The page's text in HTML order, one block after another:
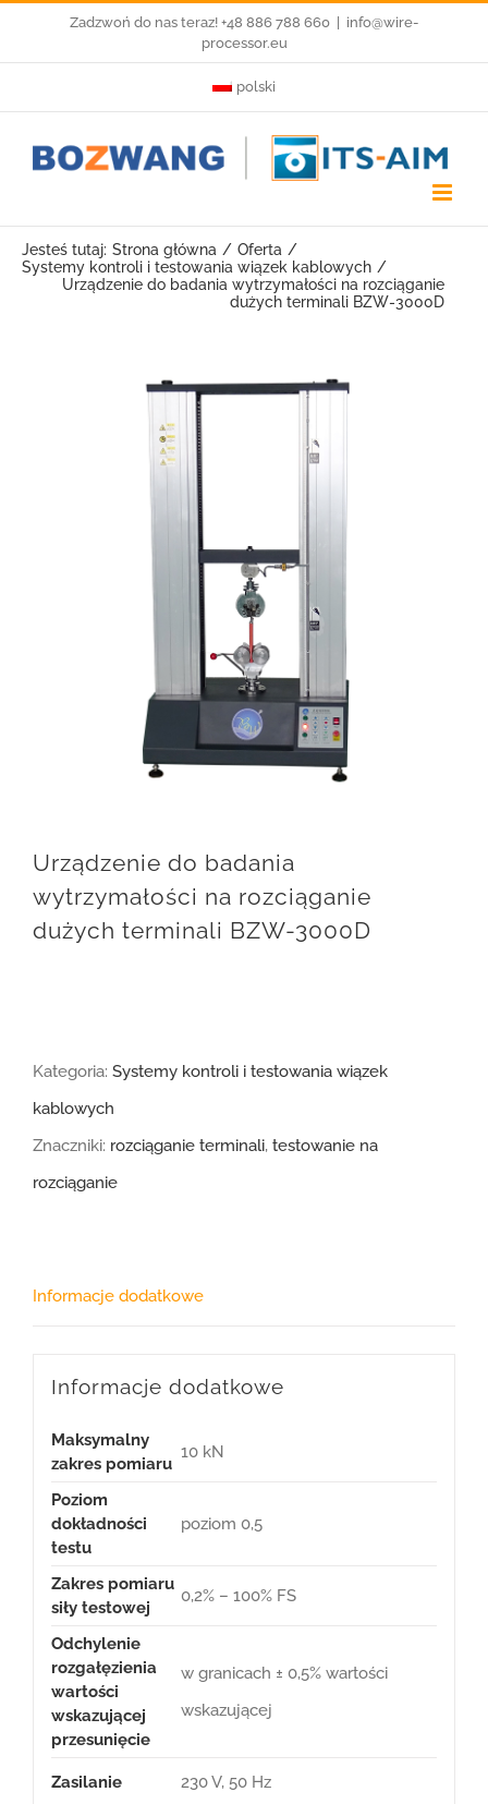
Zadzwoń do nas teraz! +48 886 788 660
info@wire-
processor.eu
polski
Jesteś tutaj: Strona główna
Oferta
Systemy kontroli i testowania wiązek kablowych
Urządzenie do badania wytrzymałości na rozciąganie
dużych terminali BZW-3000D
Urządzenie do badania
wytrzymałości na rozciąganie
dużych terminali BZW-3000D
Kategoria: Systemy kontroli i testowania wiązek
kablowych
Znaczniki: rozciąganie terminali, testowanie na
rozciąganie
Informacje dodatkowe
Informacje dodatkowe
Maksymalny
zakres pomiaru
10 kN
Poziom
dokładności
testu
poziom 0,5
Zakres pomiaru
siły testowej
0,2% – 100% FS
Odchylenie
rozgałęzienia
wartości
wskazującej
przesunięcie
w granicach ± ​​0,5% wartości
wskazującej
Zasilanie 230 V, 50 Hz